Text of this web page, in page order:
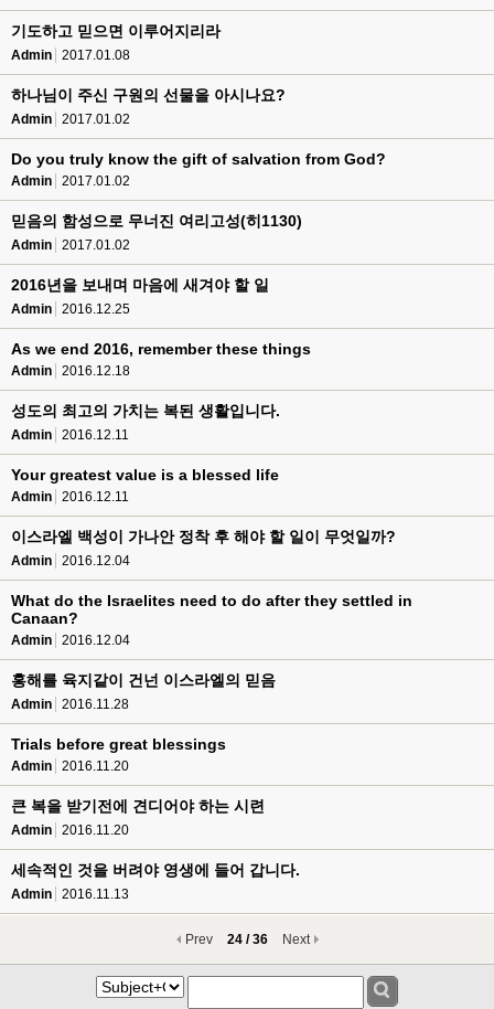
기도하고 믿으면 이루어지리라
Admin 2017.01.08
하나님이 주신 구원의 선물을 아시나요?
Admin 2017.01.02
Do you truly know the gift of salvation from God?
Admin 2017.01.02
믿음의 함성으로 무너진 여리고성(히1130)
Admin 2017.01.02
2016년을 보내며 마음에 새겨야 할 일
Admin 2016.12.25
As we end 2016, remember these things
Admin 2016.12.18
성도의 최고의 가치는 복된 생활입니다.
Admin 2016.12.11
Your greatest value is a blessed life
Admin 2016.12.11
이스라엘 백성이 가나안 정착 후 해야 할 일이 무엇일까?
Admin 2016.12.04
What do the Israelites need to do after they settled in
Canaan?
Admin 2016.12.04
홍해를 육지같이 건넌 이스라엘의 믿음
Admin 2016.11.28
Trials before great blessings
Admin 2016.11.20
큰 복을 받기전에 견디어야 하는 시련
Admin 2016.11.20
세속적인 것을 버려야 영생에 들어 갑니다.
Admin 2016.11.13
Prev 24 / 36 Next